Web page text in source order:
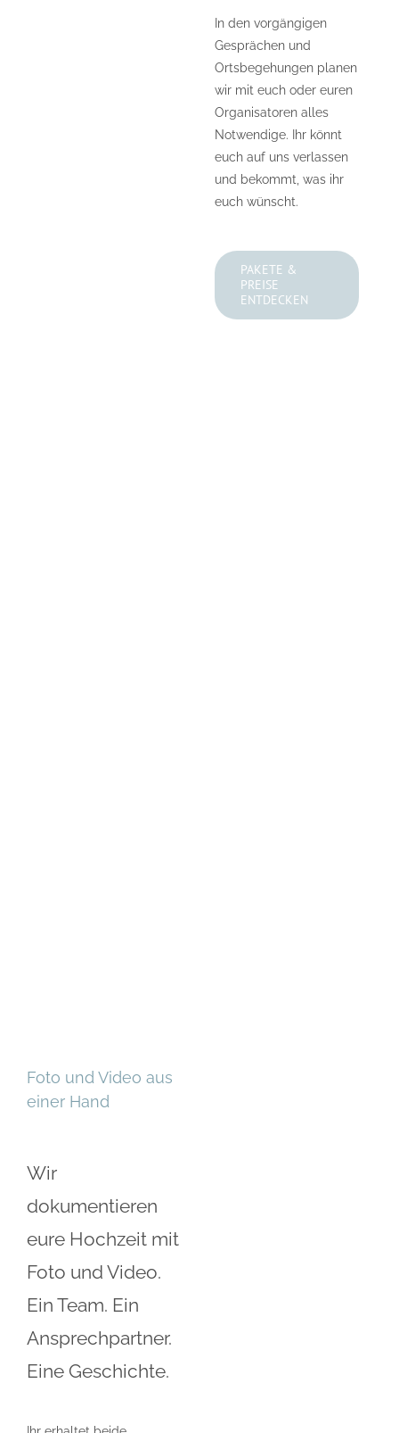
In den vorgängigen
Gesprächen und
Ortsbegehungen planen
wir mit euch oder euren
Organisatoren alles
Notwendige. Ihr könnt
euch auf uns verlassen
und bekommt, was ihr
euch wünscht.
PAKETE &
PREISE
ENTDECKEN
Foto und Video aus
einer Hand
Wir
dokumentieren
eure Hochzeit mit
Foto und Video.
Ein Team. Ein
Ansprechpartner.
Eine Geschichte.